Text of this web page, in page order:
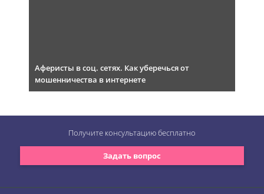
Аферисты в соц. сетях. Как уберечься от
мошенничества в интернете
Задать вопрос
Получите консультациюбесплатно